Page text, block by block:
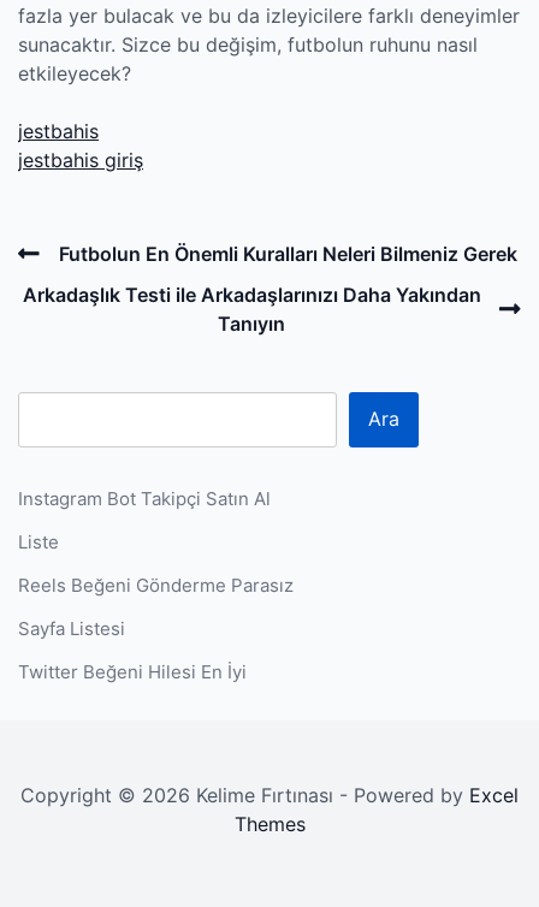
fazla yer bulacak ve bu da izleyicilere farklı deneyimler
sunacaktır. Sizce bu değişim, futbolun ruhunu nasıl
etkileyecek?
jestbahis
jestbahis giriş
Post
navigation
Previous
Post
Futbolun En Önemli Kuralları Neleri Bilmeniz Gerek
Arkadaşlık Testi ile Arkadaşlarınızı Daha Yakından
Tanıyın
Ara
Instagram Bot Takipçi Satın Al
Liste
Reels Beğeni Gönderme Parasız
Sayfa Listesi
Twitter Beğeni Hilesi En İyi
Copyright © 2026 Kelime Fırtınası - Powered by Excel
Themes